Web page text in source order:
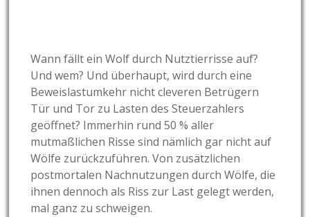
Wann fällt ein Wolf durch Nutztierrisse auf?
Und wem? Und überhaupt, wird durch eine
Beweislastumkehr nicht cleveren Betrügern
Tür und Tor zu Lasten des Steuerzahlers
geöffnet? Immerhin rund 50 % aller
mutmaßlichen Risse sind nämlich gar nicht auf
Wölfe zurückzuführen. Von zusätzlichen
postmortalen Nachnutzungen durch Wölfe, die
ihnen dennoch als Riss zur Last gelegt werden,
mal ganz zu schweigen.